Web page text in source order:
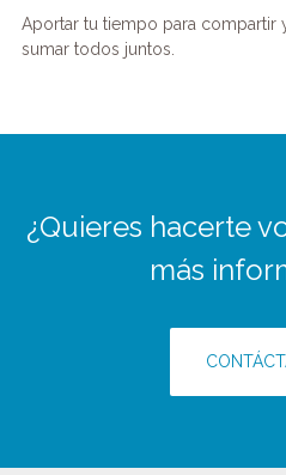
Aportar tu tiempo para compartir
sumar todos juntos.
¿Quieres hacerte
más